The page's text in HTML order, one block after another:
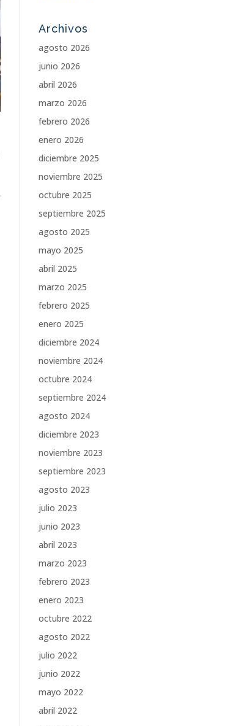
Archivos
agosto 2026
junio 2026
abril 2026
marzo 2026
febrero 2026
enero 2026
diciembre 2025
noviembre 2025
octubre 2025
septiembre 2025
agosto 2025
mayo 2025
abril 2025
marzo 2025
febrero 2025
enero 2025
diciembre 2024
noviembre 2024
octubre 2024
septiembre 2024
agosto 2024
diciembre 2023
noviembre 2023
septiembre 2023
agosto 2023
julio 2023
junio 2023
abril 2023
marzo 2023
febrero 2023
enero 2023
octubre 2022
agosto 2022
julio 2022
junio 2022
mayo 2022
abril 2022